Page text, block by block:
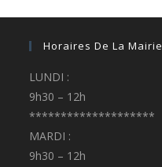
Horaires De La Mairie
LUNDI :
9h30 – 12h
********************
MARDI :
9h30 – 12h